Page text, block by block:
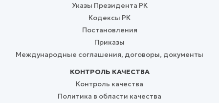
Указы Президента РК
Кодексы РК
Постановления
Приказы
Международные соглашения, договоры, документы
КОНТРОЛЬ КАЧЕСТВА
Контроль качества
Политика в области качества